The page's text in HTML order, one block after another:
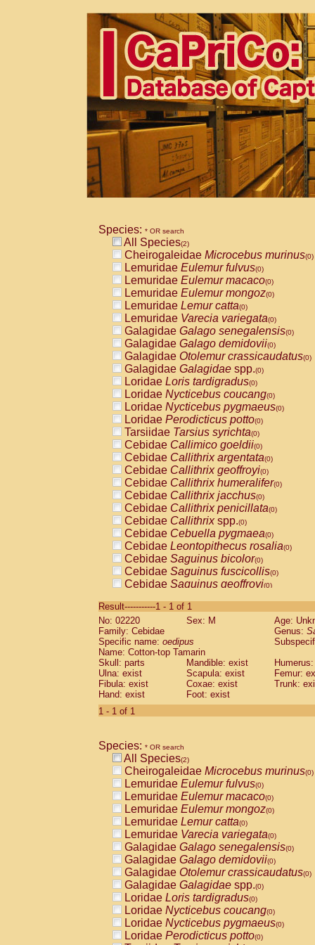
Species: * OR search
All Species(2)
Cheirogaleidae Microcebus murinus(0)
Lemuridae Eulemur fulvus(0)
Lemuridae Eulemur macaco(0)
Lemuridae Eulemur mongoz(0)
Lemuridae Lemur catta(0)
Lemuridae Varecia variegata(0)
Galagidae Galago senegalensis(0)
Galagidae Galago demidovii(0)
Galagidae Otolemur crassicaudatus(0)
Galagidae Galagidae spp.(0)
Loridae Loris tardigradus(0)
Loridae Nycticebus coucang(0)
Loridae Nycticebus pygmaeus(0)
Loridae Perodicticus potto(0)
Tarsiidae Tarsius syrichta(0)
Cebidae Callimico goeldii(0)
Cebidae Callithrix argentata(0)
Cebidae Callithrix geoffroyi(0)
Cebidae Callithrix humeralifer(0)
Cebidae Callithrix jacchus(0)
Cebidae Callithrix penicillata(0)
Cebidae Callithrixspp.(0)
Cebidae Cebuella pygmaea(0)
Cebidae Leontopithecus rosalia(0)
Cebidae Saguinus bicolor(0)
Cebidae Saguinus fuscicollis(0)
Cebidae Saguinus geoffroyi(0)
CebidaeSaguinus labiatus(0)
Cebidae Saguinus leucopus (0)
Cebidae
CebidaeSaguinus mystax
Cebidae Saguinus nigricollis (1)
Cebidae Saguinus oedipus
Cebidae Saguinus weddelli
Cebidae Saguinusspp.
Cebidae
CebidaeCebus capucinus
CebidaeCebus nigrivittatus
CebidaeCebus spp.(0)
CebidaeSaimiri boliviensis(0)
CebidaeSaimiri sciureus(0)
AtelidaeAlouatta caraya(0)
AtelidaeAlouatta fusca(0)
AtelidaeAlouatta seniculus(0)
AtelidaeAlouattaspp.(0)
AtelidaeAteles belzebuth(0)
AtelidaeAteles geoffroyi(0)
AtelidaeAteles paniscus(0)
AtelidaeAtelesspp.(0)
AtelidaeLagothrix lagothricha(0)
AtelidaeLagothrix lagothricha cana
PitheciidaeCacajao calvus
Result-----------1 - 1 of 1
No: 02220
Sex: M
Age:
Family: Cebidae
Genus:
Specific name: oedipus
Name: Cotton-top Tamarin
Skull: parts
Mandible: exist
Ulna: exist
Scapula: exist
Femur:
Fibula: exist
Coxae: exist
Trunk:
Hand: exist
Foot: exist
1 - 1 of 1
Species: * OR search
All Species(2)
Cheirogaleidae Microcebus murinus(0)
Lemuridae Eulemur fulvus(0)
Lemuridae Eulemur macaco(0)
Lemuridae Eulemur mongoz(0)
Lemuridae Lemur catta(0)
Lemuridae Varecia variegata(0)
Galagidae Galago senegalensis(0)
Galagidae Galago demidovii(0)
Galagidae Otolemur crassicaudatus(0)
Galagidae Galagidae spp.(0)
Loridae Loris tardigradus(0)
Loridae Nycticebus coucang(0)
Loridae Nycticebus pygmaeus(0)
Loridae Perodicticus potto(0)